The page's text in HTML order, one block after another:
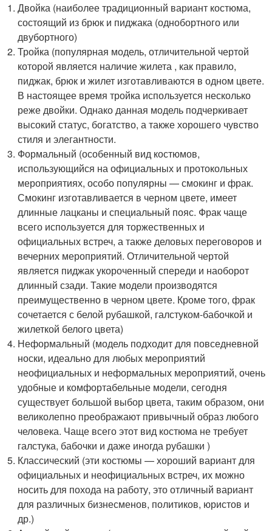
Двойка (наиболее традиционный вариант костюма,
состоящий из брюк и пиджака (однобортного или
двубортного)
Тройка (популярная модель, отличительной чертой
которой является наличие жилета , как правило,
пиджак, брюк и жилет изготавливаются в одном цвете.
В настоящее время тройка используется несколько
реже двойки. Однако данная модель подчеркивает
высокий статус, богатство, а также хорошего чувство
стиля и элегантности.
Формальный (особенный вид костюмов,
использующийся на официальных и протокольных
мероприятиях, особо популярны — смокинг и фрак.
Смокинг изготавливается в черном цвете, имеет
длинные лацканы и специальный пояс. Фрак чаще
всего используется для торжественных и
официальных встреч, а также деловых переговоров и
вечерних мероприятий. Отличительной чертой
является пиджак укороченный спереди и наоборот
длинный сзади. Такие модели производятся
преимущественно в черном цвете. Кроме того, фрак
сочетается с белой рубашкой, галстуком-бабочкой и
жилеткой белого цвета)
Неформальный (модель подходит для повседневной
носки, идеально для любых мероприятий
неофициальных и неформальных мероприятий, очень
удобные и комфортабельные модели, сегодня
существует большой выбор цвета, таким образом, они
великолепно преображают привычный образ любого
человека. Чаще всего этот вид костюма не требует
галстука, бабочки и даже иногда рубашки )
Классический (эти костюмы — хороший вариант для
официальных и неофициальных встреч, их можно
носить для похода на работу, это отличный вариант
для различных бизнесменов, политиков, юристов и
др.)